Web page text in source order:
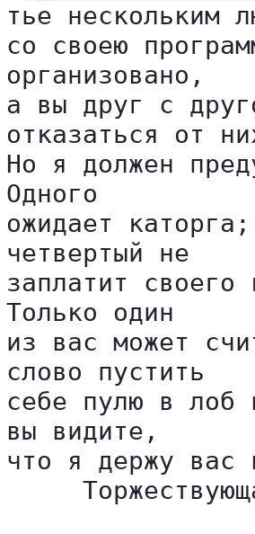
тье нескольким
со своею
организовано,
а вы друг с
отказаться от
Но я должен
Одного
ожидает
четвертый не
заплатит
Только один
из вас может
слово пустить
себе пулю в лоб
вы видите,
что я держу вас